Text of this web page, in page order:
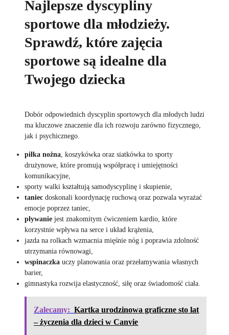
Najlepsze dyscypliny
sportowe dla młodzieży.
Sprawdź, które zajęcia
sportowe są idealne dla
Twojego dziecka
Dobór odpowiednich dyscyplin sportowych dla młodych ludzi
ma kluczowe znaczenie dla ich rozwoju zarówno fizycznego,
jak i psychicznego.
piłka nożna , koszykówka oraz siatkówka to sporty
drużynowe, które promują współpracę i umiejętności
komunikacyjne,
sporty walki kształtują samodyscyplinę i skupienie,
taniec doskonali koordynację ruchową oraz pozwala wyrażać
emocje poprzez taniec,
pływanie jest znakomitym ćwiczeniem kardio, które
korzystnie wpływa na serce i układ krążenia,
jazda na rolkach wzmacnia mięśnie nóg i poprawia zdolność
utrzymania równowagi,
wspinaczka uczy planowania oraz przełamywania własnych
barier,
gimnastyka rozwija elastyczność, siłę oraz świadomość ciała.
Zalecamy: Kartka urodzinowa graficzne sto lat
– życzenia dla dzieci w Canvie